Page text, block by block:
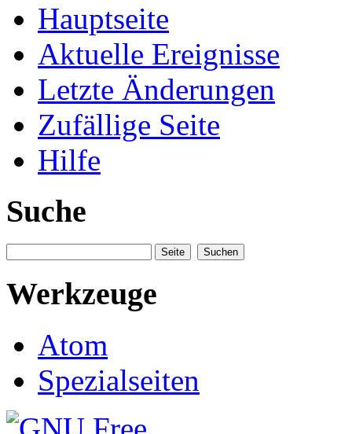
Hauptseite
Aktuelle Ereignisse
Letzte Änderungen
Zufällige Seite
Hilfe
Suche
Werkzeuge
Atom
Spezialseiten